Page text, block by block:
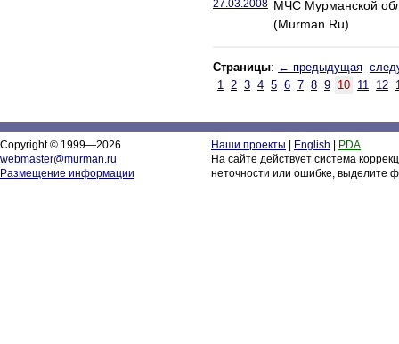
27.03.2008 МЧС Мурманской
(Murman.Ru)
Страницы: ← предыдущая
1 2 3 4 5 6 7 8 9 10 11 12
Copyright © 1999—2026
webmaster@murman.ru
Размещение информации
Наши проекты English
PDA
На сайте действует система
неточности или ошибке, выделите